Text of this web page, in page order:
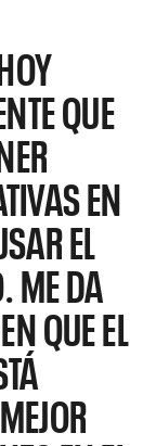
QUE
EN
EL
ME DA
QUE EL